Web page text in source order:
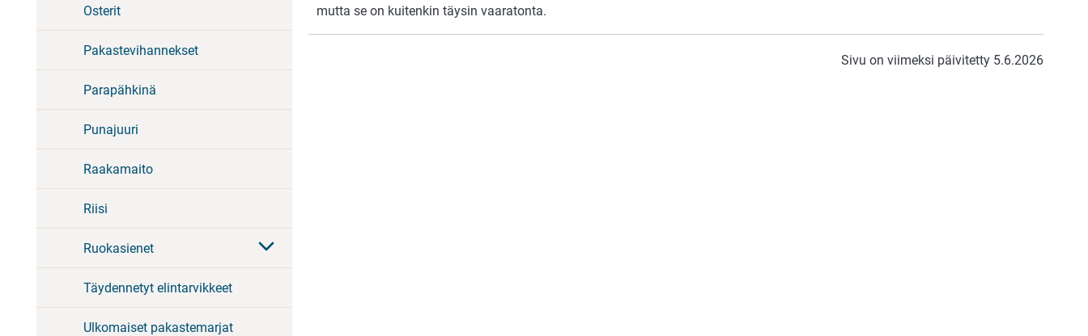
Osterit
Pakastevihannekset
Parapähkinä
Punajuuri
Raakamaito
Riisi
Ruokasienet
Täydennetyt elintarvikkeet
Ulkomaiset pakastemarjat
mutta se on kuitenkin täysin vaaratonta.
Sivu on viimeksi päivitetty 5.6.2026